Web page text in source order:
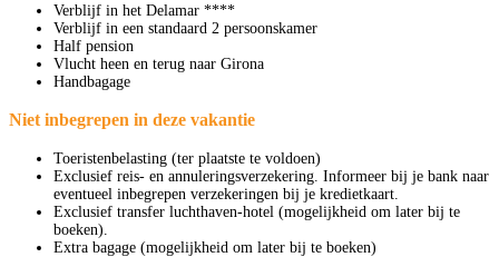
Verblijf in het Delamar ****
Verblijf in een standaard 2 persoonskamer
Half pension
Vlucht heen en terug naar Girona
Handbagage
Niet inbegrepen in deze vakantie
Toeristenbelasting (ter plaatste te voldoen)
Exclusief reis- en annuleringsverzekering. Informeer bij je bank naar
eventueel inbegrepen verzekeringen bij je kredietkaart.
Exclusief transfer luchthaven-hotel (mogelijkheid om later bij te
boeken).
Extra bagage (mogelijkheid om later bij te boeken)